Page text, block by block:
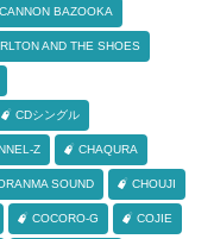
CANNON BAZOOKA
AND THE SHOES
CDシングル
Z CHAQURA
SOUND CHOUJI
COCORO-G COJIE